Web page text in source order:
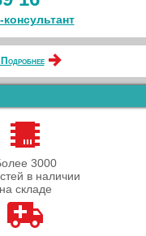
3000
в наличии
на складе